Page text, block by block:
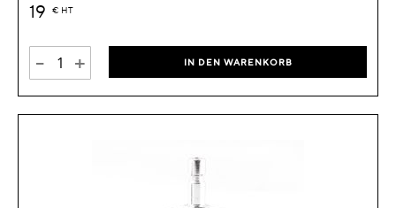
19 € HT
- + IN DEN WARENKORB